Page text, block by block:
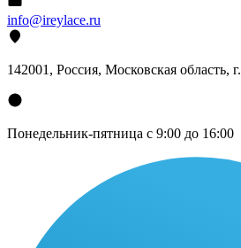
info@ireylace.ru
142001 , Россия, Московская область, г.
Понедельник-пятница с 9:00 до 16:00